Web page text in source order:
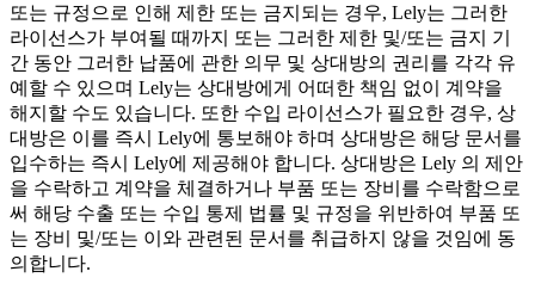
또는 규정으로 인해 제한 또는 금지되는 경우, Lely는 그러한
라이선스가 부여될 때까지 또는 그러한 제한 및/또는 금지 기
간 동안 그러한 납품에 관한 의무 및 상대방의 권리를 각각 유
예할 수 있으며 Lely는 상대방에게 어떠한 책임 없이 계약을
해지할 수도 있습니다. 또한 수입 라이선스가 필요한 경우, 상
대방은 이를 즉시 Lely에 통보해야 하며 상대방은 해당 문서를
입수하는 즉시 Lely에 제공해야 합니다. 상대방은 Lely 의 제안
을 수락하고 계약을 체결하거나 부품 또는 장비를 수락함으로
써 해당 수출 또는 수입 통제 법률 및 규정을 위반하여 부품 또
는 장비 및/또는 이와 관련된 문서를 취급하지 않을 것임에 동
의합니다.